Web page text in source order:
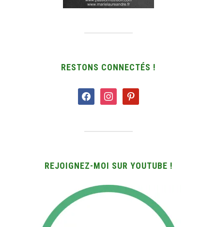
RESTONS CONNECTÉS !
facebookinstagrampinterest
REJOIGNEZ-MOI SUR YOUTUBE !